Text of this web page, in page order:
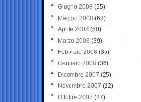
Giugno 2008 (55)
Maggio 2008(63)
Aprile 2008 (50)
Marzo 2008 (39)
Febbraio 2008 (35)
Gennaio 2008 (36)
Dicembre 2007 (25)
Novembre 2007 (22)
Ottobre 2007 (27)